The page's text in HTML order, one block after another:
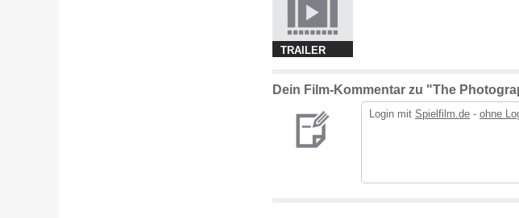
TRAILER
Dein Film-Kommentar zu "The
Login mit Spielfilm.de - ohne